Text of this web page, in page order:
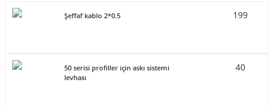
Şeffaf kablo 2*0.5 199
50 serisi profiller için askı sistemi
levhası
40